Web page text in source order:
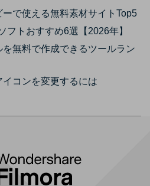
で使える無料素材サイトTop5
フトおすすめ6選【2026年】
無料で作成できるツールラン
コンを変更するには